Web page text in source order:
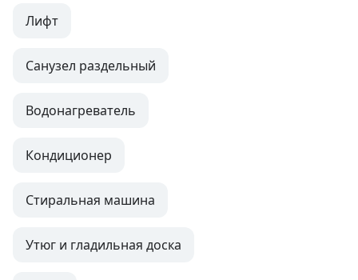
Лифт
Санузел раздельный
Водонагреватель
Кондиционер
Стиральная машина
Утюг и гладильная доска